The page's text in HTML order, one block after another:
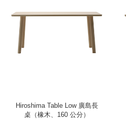
Hiroshima Table Low 廣島長
桌（橡木、160 公分）